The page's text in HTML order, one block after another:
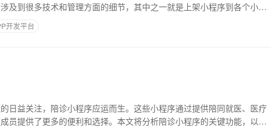
及到很多技术和管理方面的细节，其中之一就是上架小程序到各个小程
开发平台
日益关注，陪诊小程序应运而生。这些小程序通过提供陪同就医、医疗
员提供了更多的便利和选择。本文将分析陪诊小程序的关键功能，以便